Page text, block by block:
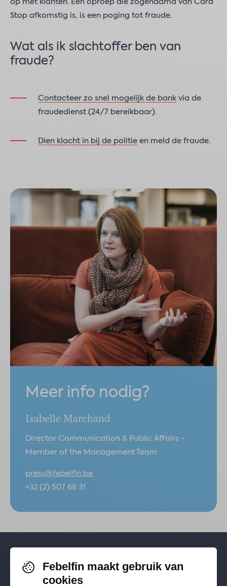
op met klanten. Een oproep die zogenaamd van Card
Stop afkomstig is, is een poging tot fraude.
Wat als ik slachtoffer ben van
fraude?
Contacteer zo snel mogelijk de bank via de
fraudedienst (24/7 bereikbaar).
Dien klacht in bij de politie en meld de fraude.
Meer info nodig?
Isabelle Marchand
Director Communication & Public Affairs -
Member of the Management Team
press@febelfin.be
+32 (2) 507 68 31
Volg je ons al? Blijf op de hoogte via
Febelfin maakt gebruik van
cookies